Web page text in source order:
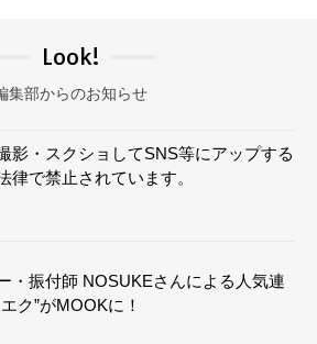
Look!
集部からのお知らせ
影・スクショしてSNS等にアップする
律で禁止されています。
・振付師 NOSUKEさんによる人気連
ク”がMOOKに！